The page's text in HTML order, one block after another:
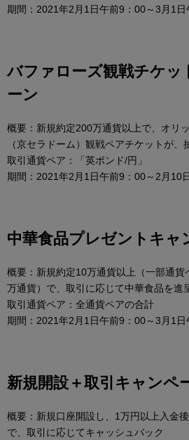
期間：2021年2月1日午前9：00～3月1日
バファローズ観戦チケッ
ーン
概要：新規約定200万通貨以上で、オリ
（京セラドーム）観戦ペアチケットが、
取引通貨ペア：「英ポンド/円」
期間：2021年2月1日午前9：00～2月10
中華食品プレゼントキャ
概要：新規約定10万通貨以上（一部通
万通貨）で、取引に応じて中華食品を進
取引通貨ペア：全通貨ペアの合計
期間：2021年2月1日午前9：00～3月1日
新規開設＋取引キャンペ
概要：新規口座開設し、1万円以上入金
で、取引に応じてキャッシュバック